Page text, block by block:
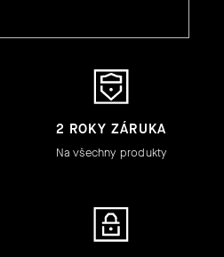
2 ROKY ZÁRUKA
Na všechny produkty